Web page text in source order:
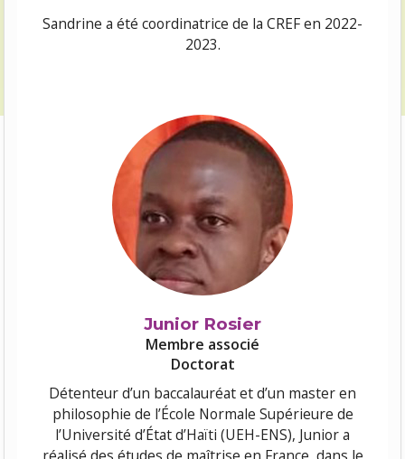
Sandrine a été coordinatrice de la CREF en 2022-
2023.
Junior Rosier
Membre associé
Doctorat
Détenteur d’un baccalauréat et d’un master en
philosophie de l’École Normale Supérieure de
l’Université d’État d’Haïti (UEH-ENS), Junior a